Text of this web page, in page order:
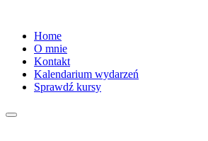
Home
O mnie
Kontakt
Kalendarium wydarzeń
Sprawdź kursy